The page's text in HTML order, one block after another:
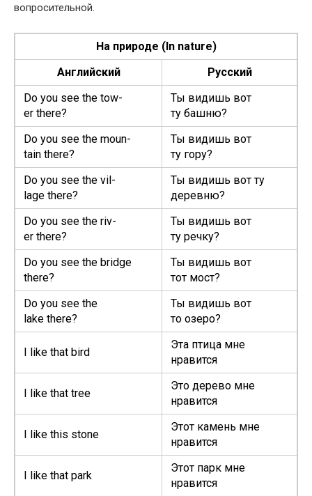
вопросительной.
На природе (In nature)
Английский
Русский
Do you see the tow­
er there?
Ты видишь вот
ту башню?
Do you see the moun­
tain there?
Ты видишь вот
ту гору?
Do you see the vil­
lage there?
Ты видишь вот ту
деревню?
Do you see the riv­
er there?
Ты видишь вот
ту речку?
Do you see the bridge
there?
Ты видишь вот
тот мост?
Do you see the
lake there?
Ты видишь вот
то озеро?
I like that bird
Эта птица мне
нравится
I like that tree
Это дерево мне
нравится
I like this stone
Этот камень мне
нравится
I like that park
Этот парк мне
нравится